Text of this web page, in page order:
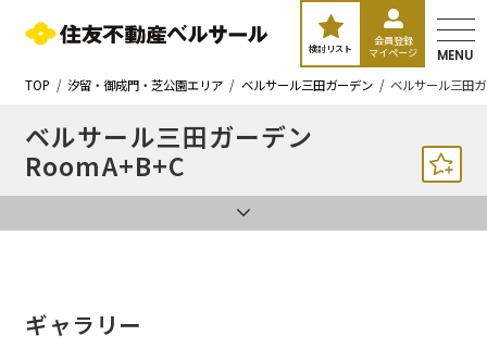
検討リスト
会員登録
マイページ
MENU
TOP
汐留・御成門・芝公園エリア ベルサール三田ガーデン ベルサール三田
ベルサール三田ガーデン
RoomA+B+C
ギャラリー